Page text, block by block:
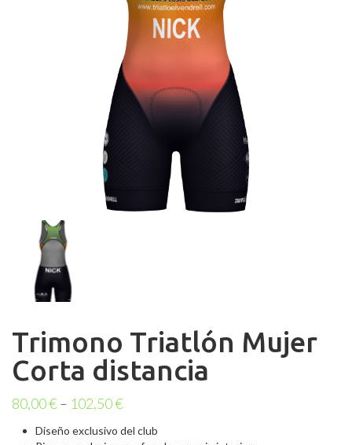
Trimono Triatlón Mujer
Corta distancia
80,00€– 102,50€
Diseño exclusivo del club